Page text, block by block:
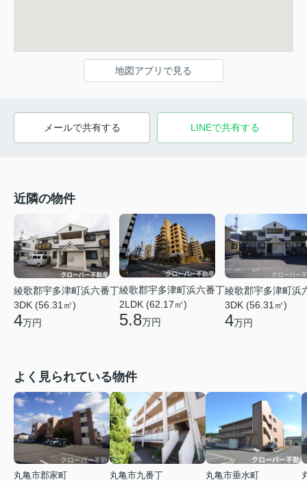
地図アプリで見る
メールで共有する LINEで共有する
近隣の物件
綾歌郡宇多津町浜六番丁
3DK (56.31㎡)
4万円
綾歌郡宇多津町浜六番丁
2LDK (62.17㎡)
5.8万円
綾歌郡宇多津町浜
3DK (56.31㎡)
4万円
よく見られている物件
丸亀市郡家町
丸亀市九番丁
丸亀市垂水町